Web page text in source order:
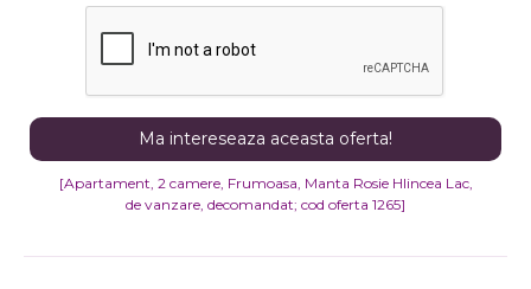
[Apartament, 2 camere, Frumoasa, Manta Rosie Hlincea Lac,
de vanzare, decomandat; cod oferta 1265]